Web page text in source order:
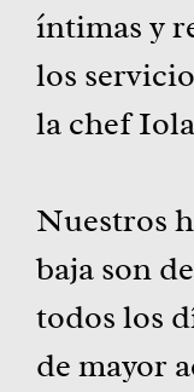
íntimas y
los
la chef
Nuestros
baja son
todos los
de mayor